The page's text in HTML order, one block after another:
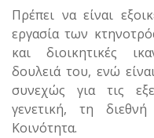
Πρέπει να είναι
εργασία των
και διοικητικές
δουλειά του, ενώ
συνεχώς για τις
γενετική, τη
Κοινότητα.